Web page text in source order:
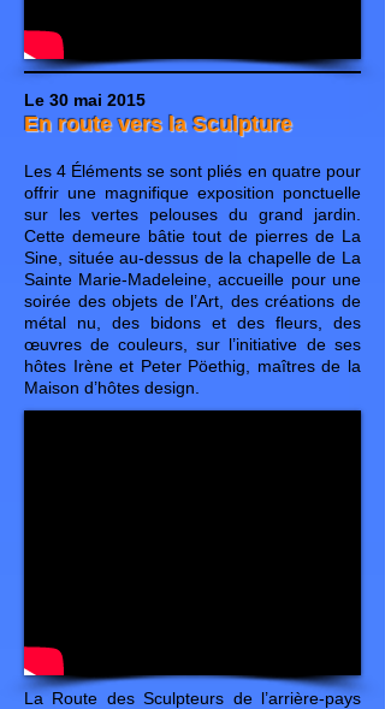
Le 30 mai 2015
En route vers la Sculpture
Les 4 Éléments se sont pliés en quatre pour
offrir une magnifique exposition ponctuelle
sur les vertes pelouses du grand jardin.
Cette demeure bâtie tout de pierres de La
Sine, située au-dessus de la chapelle de La
Sainte Marie-Madeleine, accueille pour une
soirée des objets de l’Art, des créations de
métal nu, des bidons et des fleurs, des
œuvres de couleurs, sur l’initiative de ses
hôtes Irène et Peter Pöethig, maîtres de la
Maison d’hôtes design.
La Route des Sculpteurs de l’arrière-pays